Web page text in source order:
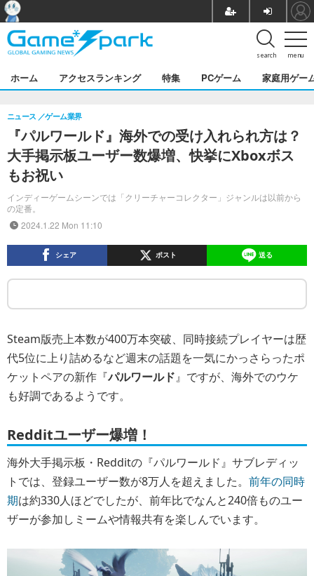
menu
search
ホーム アクセスランキング 特集 PCゲーム 家庭用ゲー
『パルワールド』海外での受け入れられ方は？
大手掲示板ユーザー数爆増、快挙にXboxボス
もお祝い
インディーゲームシーンでは「クリーチャーコレクター」ジャンルは以前から
の定番。
ニュース ゲーム業界
2024.1.22 Mon 11:10
シェア ポスト 送る
Steam版売上本数が400万本突破、同時接続プレイヤーは歴
代5位に上り詰めるなど週末の話題を一気にかっさらったポ
ケットペアの新作『パルワールド』ですが、海外でのウケ
も好調であるようです。
Redditユーザー爆増！
海外大手掲示板・Redditの『パルワールド』サブレディッ
トでは、登録ユーザー数が8万人を超えました。 前年の同時
期は約330人ほどでしたが、前年比でなんと240倍ものユー
ザーが参加しミームや情報共有を楽しんでいます。